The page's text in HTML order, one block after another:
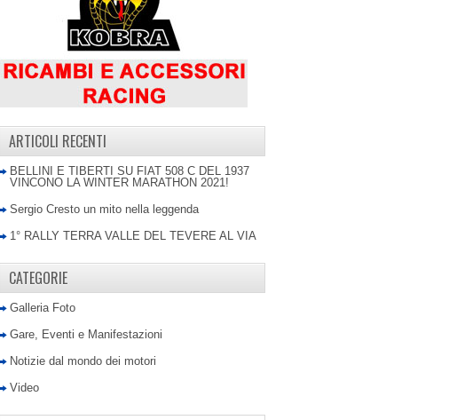
ARTICOLI RECENTI
BELLINI E TIBERTI SU FIAT 508 C DEL 1937
VINCONO LA WINTER MARATHON 2021!
Sergio Cresto un mito nella leggenda
1° RALLY TERRA VALLE DEL TEVERE AL VIA
CATEGORIE
Galleria Foto
Gare, Eventi e Manifestazioni
Notizie dal mondo dei motori
Video